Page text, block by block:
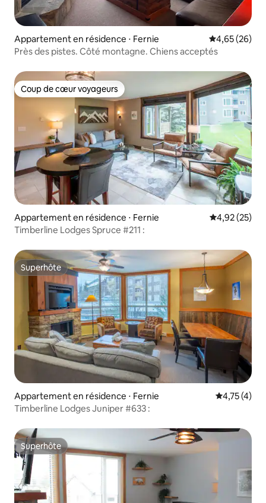
Appartement en résidence ⋅ Fernie Évaluation
4,65 (26)
Près des pistes. Côté montagne. Chiens acceptés
Coup de cœur voyageurs
Coup de cœur voyageurs
Appartement en résidence ⋅ Fernie Évaluation
4,92 (25)
Timberline Lodges Spruce #211 :
Superhôte
Superhôte
Appartement en résidence ⋅ Fernie Évaluation
4,75 (4)
Timberline Lodges Juniper #633 :
Superhôte
Superhôte